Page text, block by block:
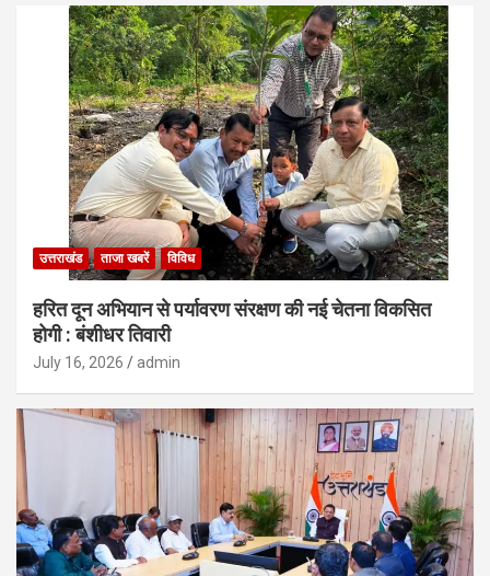
उत्तराखंड ताजा खबरें विविध
हरित दून अभियान से पर्यावरण संरक्षण की नई चेतना विकसित
होगी : बंशीधर तिवारी
July 16, 2026 admin